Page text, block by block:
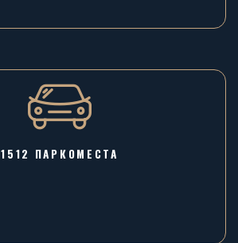
1512 ПАРКОМЕСТА